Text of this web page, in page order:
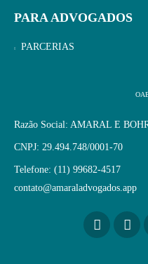
PARA ADVOGADOS
PARCERIAS
Razão Social: AMARAL E
CNPJ: 29.494.748/0001-70
Telefone: (11) 99682-4517
contato@amaraladvogados.app